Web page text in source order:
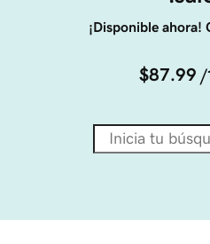
¡Disponible ahora!
$87.99 /